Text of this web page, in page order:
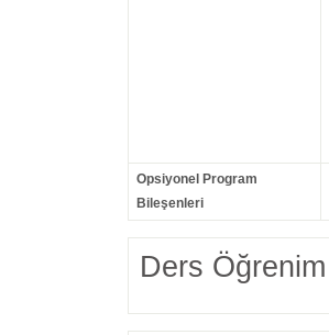
Opsiyonel Program
Bileşenleri
Ders Öğrenim